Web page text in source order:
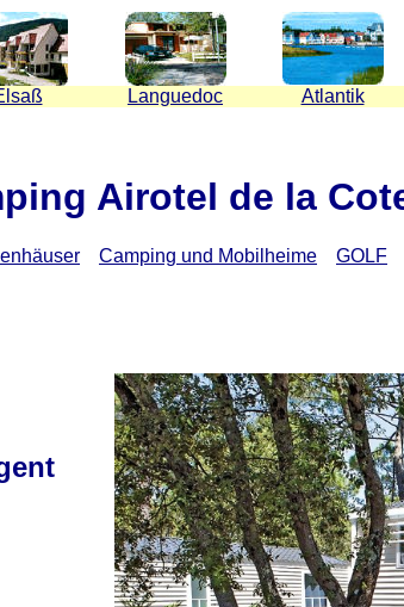
Languedoc Atlantik
Airotel de la
Camping und Mobilheime GOLF